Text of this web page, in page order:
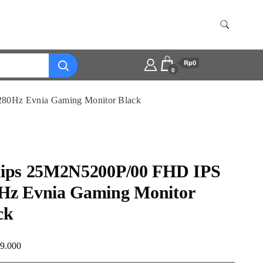
0
Rp0
Evnia Gaming Monitor Black
25M2N5200P/00 FHD IPS
Evnia Gaming Monitor